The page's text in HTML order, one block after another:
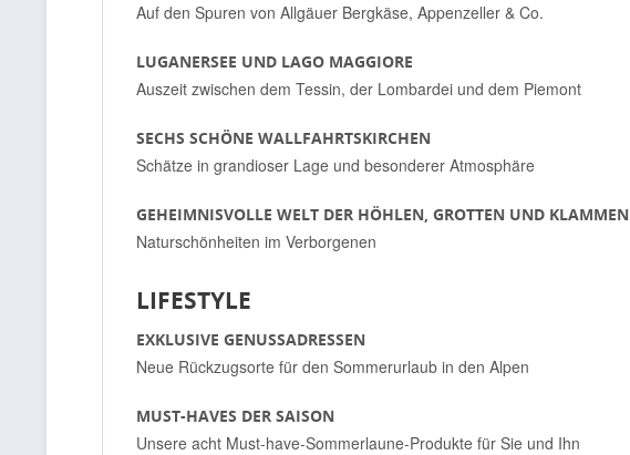
Auf den Spuren von Allgäuer Bergkäse, Appenzeller & Co.
LUGANERSEE UND LAGO MAGGIORE
Auszeit zwischen dem Tessin, der Lombardei und dem Piemont
SECHS SCHÖNE WALLFAHRTSKIRCHEN
Schätze in grandioser Lage und besonderer Atmosphäre
GEHEIMNISVOLLE WELT DER HÖHLEN, GROTTEN UND KLAMMEN
Naturschönheiten im Verborgenen
LIFESTYLE
EXKLUSIVE GENUSSADRESSEN
Neue Rückzugsorte für den Sommerurlaub in den Alpen
MUST-HAVES DER SAISON
Unsere acht Must-have-Sommerlaune-Produkte für Sie und Ihn